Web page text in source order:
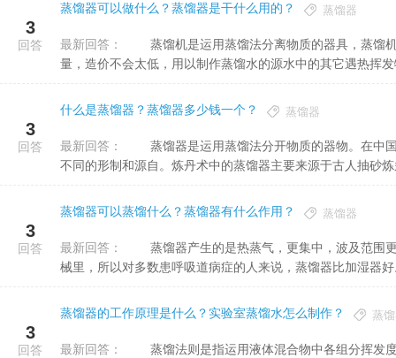
3
回答
蒸馏器可以做什么？蒸馏器是干什么用的？ 蒸馏器
最新回答：
量，造价不会太低，用以制作蒸馏水的源水中的其它遇热挥
3
回答
什么是蒸馏器？蒸馏器多少钱一个？ 蒸馏器
最新回答：
不同的形制和源自。炼丹术中的蒸馏器主要来源于古人抽砂
3
回答
蒸馏器可以蒸馏什么？蒸馏器有什么作用？ 蒸馏器
最新回答：
械里，所以对多数患呼吸道病症的人来说，蒸馏器比加湿器
3
回答
蒸馏器的工作原理是什么？实验室蒸馏水怎么制作？ 蒸
最新回答：